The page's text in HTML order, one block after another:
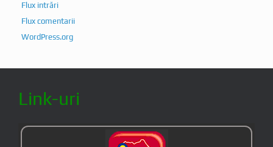
Flux intrări
Flux comentarii
WordPress.org
Link-uri